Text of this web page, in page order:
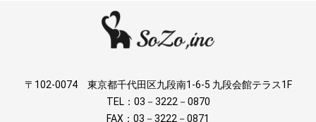
〒102-0074 東京都千代田区九段南1-6-5 九段会館テラス1F
TEL：03－3222－0870
FAX：03－3222－0871